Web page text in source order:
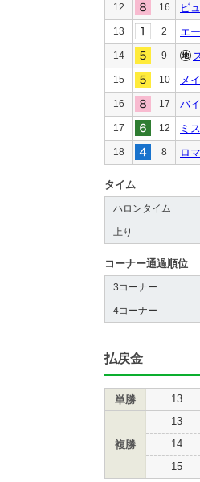
12 16 ビ
13 2 エ
14 9
15 10 メ
16 17 バ
17 12 ミ
18 8 ロ
タイム
ハロンタイム
上り
コーナー通過順位
3コーナー
4コーナー
払戻金
単勝 13
複勝
13
14
15